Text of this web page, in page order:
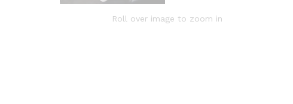
Roll over image to zoom in